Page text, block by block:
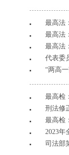
最高法
最高法
最高法
代表委
“两高
最高检
刑法修
最高检
2023年
司法部